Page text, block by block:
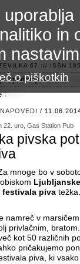
67 :// ISSN
področje 42
NAPOVEDI /
22. uro, Gas Station Pub
pivska
mnoge bo v
festivala piva
namreč v
privlačnim,
kot 50 različnih
pričakujemo
piva, ki
in
o piškotkih